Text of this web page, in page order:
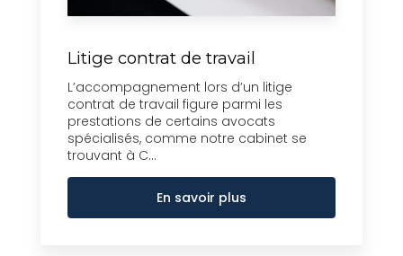
Litige contrat de travail
L’accompagnement lors d’un litige
contrat de travail figure parmi les
prestations de certains avocats
spécialisés, comme notre cabinet se
trouvant à C...
En savoir plus